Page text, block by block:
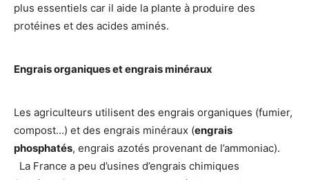
plus essentiels car il aide la plante à produire des
protéines et des acides aminés.
Engrais organiques et engrais minéraux
Les agriculteurs utilisent des engrais organiques (fumier,
compost…) et des engrais minéraux (engrais
phosphatés, engrais azotés provenant de l’ammoniac).
La France a peu d’usines d’engrais chimiques